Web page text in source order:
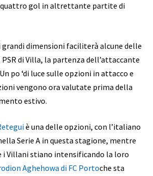
quattro gol in altrettante partite di
grandi dimensioni faciliterà alcune delle
di Villa, la partenza dell’attaccante
Un po ‘di luce sulle opzioni in attacco e
vengono ora valutate prima della
estivo.
è una delle opzioni, con l’italiano
Serie A in questa stagione, mentre
i Villani stiano intensificando la loro
Aghehowa di FC Portoche sta